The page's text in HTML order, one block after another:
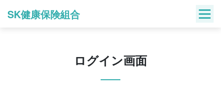
SK健康保険組合
ログイン画面